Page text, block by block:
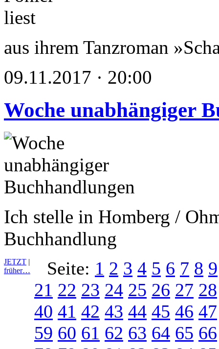
aus ihrem Tanzroman
09.11.2017 · 20:00
Woche unabhängiger
Ich stelle in Homberg /
Buchhandlung
JETZT |
früher…
Seite: 1 2 3 4 5 6 7 8 9
21 22 23 24 25 26 27 28
40 41 42 43 44 45 46 47
59 60 61 62 63 64 65 66